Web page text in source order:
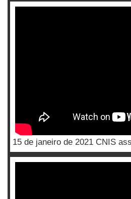
15 de janeiro de 2021 CNIS